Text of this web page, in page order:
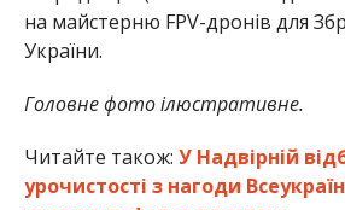
на майстерню FPV-дронів для
України.
Головне фото ілюстративне.
Читайте також: У Надвірній
урочистості з нагоди